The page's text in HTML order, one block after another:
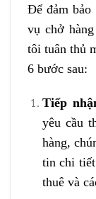
Để đảm bảo
vụ chở
tôi tuân thủ
6 bước sau:
Tiếp
yêu cầu
hàng,
tin chi
thuê và